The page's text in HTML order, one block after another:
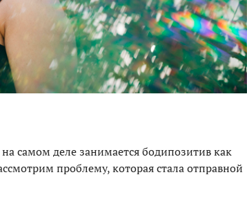
самом деле занимается бодипозитив как
проблему, которая стала отправной